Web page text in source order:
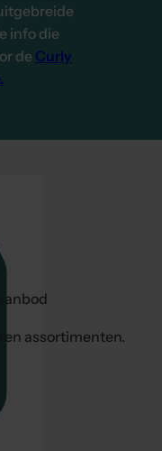
info die
deCurly
assortimenten.